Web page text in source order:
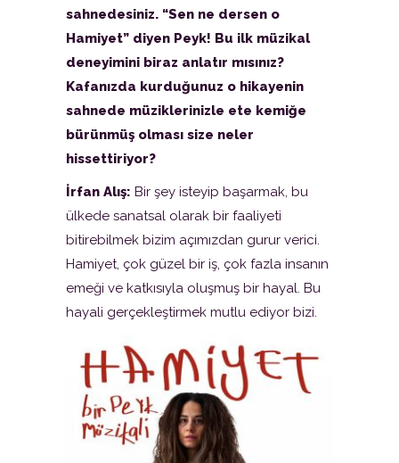
sahnedesiniz. “Sen ne dersen o
Hamiyet” diyen Peyk! Bu ilk müzikal
deneyimini biraz anlatır mısınız?
Kafanızda kurduğunuz o hikayenin
sahnede müziklerinizle ete kemiğe
bürünmüş olması size neler
hissettiriyor?
İrfan Alış: Bir şey isteyip başarmak, bu
ülkede sanatsal olarak bir faaliyeti
bitirebilmek bizim açımızdan gurur verici.
Hamiyet, çok güzel bir iş, çok fazla insanın
emeği ve katkısıyla oluşmuş bir hayal. Bu
hayali gerçekleştirmek mutlu ediyor bizi.